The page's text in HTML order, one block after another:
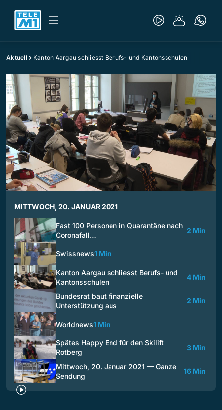
Aktuell Kanton Aargau schliesst Berufs- und Kantonsschulen
MITTWOCH, 20. JANUAR 2021
Fast 100 Personen in Quarantäne nach
Coronafall…
2 Min
Swissnews1 Min
Kanton Aargau schliesst Berufs- und
Kantonsschulen
4 Min
Bundesrat baut finanzielle
Unterstützung aus
2 Min
Worldnews1 Min
Spätes Happy End für den Skilift
Rotberg
3 Min
Mittwoch, 20. Januar 2021 — Ganze
Sendung
16 Min